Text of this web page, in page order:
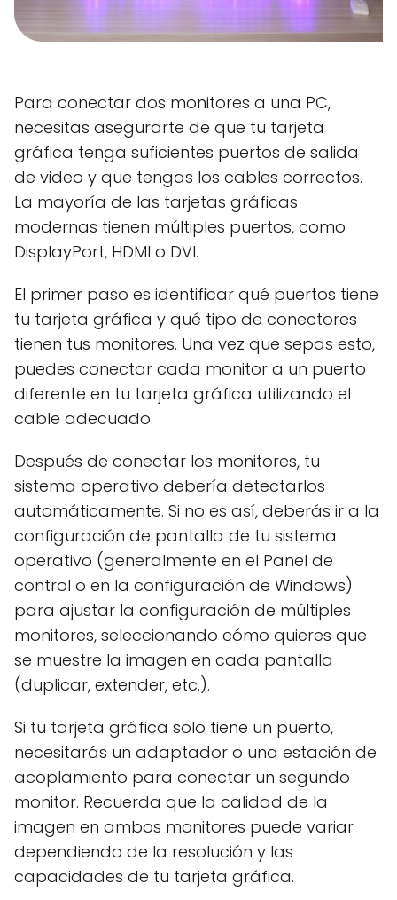
Para conectar dos monitores a una PC,
necesitas asegurarte de que tu tarjeta
gráfica tenga suficientes puertos de salida
de video y que tengas los cables correctos.
La mayoría de las tarjetas gráficas
modernas tienen múltiples puertos, como
DisplayPort, HDMI o DVI.
El primer paso es identificar qué puertos tiene
tu tarjeta gráfica y qué tipo de conectores
tienen tus monitores. Una vez que sepas esto,
puedes conectar cada monitor a un puerto
diferente en tu tarjeta gráfica utilizando el
cable adecuado.
Después de conectar los monitores, tu
sistema operativo debería detectarlos
automáticamente. Si no es así, deberás ir a la
configuración de pantalla de tu sistema
operativo (generalmente en el Panel de
control o en la configuración de Windows)
para ajustar la configuración de múltiples
monitores, seleccionando cómo quieres que
se muestre la imagen en cada pantalla
(duplicar, extender, etc.).
Si tu tarjeta gráfica solo tiene un puerto,
necesitarás un adaptador o una estación de
acoplamiento para conectar un segundo
monitor. Recuerda que la calidad de la
imagen en ambos monitores puede variar
dependiendo de la resolución y las
capacidades de tu tarjeta gráfica.